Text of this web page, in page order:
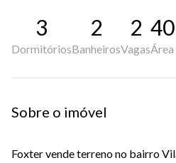
3
Dormitórios
2
Banheiros
2
Vagas
Sobre o imóvel
Foxter vende terreno no bairro